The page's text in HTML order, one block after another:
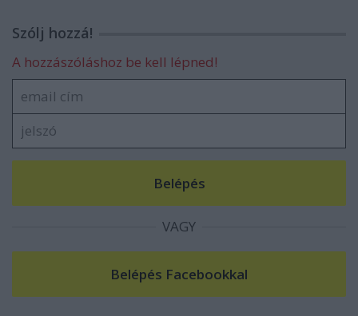
Szólj hozzá!
A hozzászóláshoz be kell lépned!
VAGY